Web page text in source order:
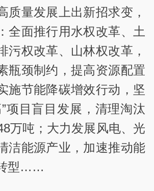
质量发展上出新招求变，
全面推行用水权改革、土
污权改革、山林权改革，
瓶颈制约，提高资源配置
施节能降碳增效行动，坚
项目盲目发展，清理淘汰
万吨；大力发展风电、光
洁能源产业，加速推动能
型……